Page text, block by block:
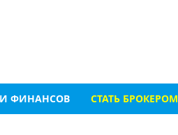
ФИНАНСОВ СТАТЬ БРОКЕРОМ